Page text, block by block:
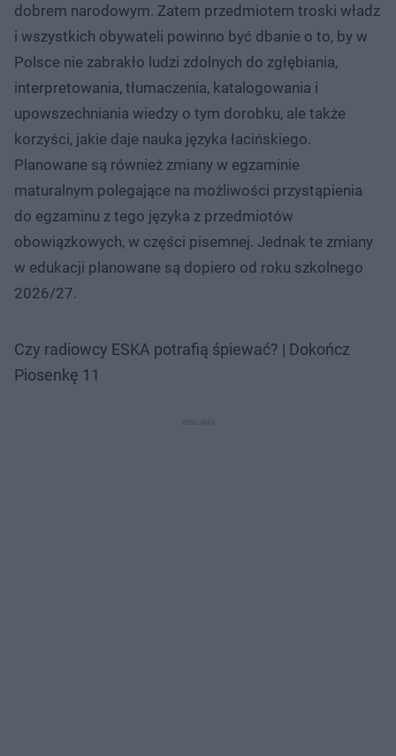
dobrem narodowym. Zatem przedmiotem troski władz
i wszystkich obywateli powinno być dbanie o to, by w
Polsce nie zabrakło ludzi zdolnych do zgłębiania,
interpretowania, tłumaczenia, katalogowania i
upowszechniania wiedzy o tym dorobku, ale także
korzyści, jakie daje nauka języka łacińskiego.
Planowane są również zmiany w egzaminie
maturalnym polegające na możliwości przystąpienia
do egzaminu z tego języka z przedmiotów
obowiązkowych, w części pisemnej. Jednak te zmiany
w edukacji planowane są dopiero od roku szkolnego
2026/27.
Czy radiowcy ESKA potrafią śpiewać? | Dokończ
Piosenkę 11